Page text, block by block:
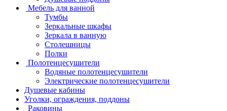
Мебель для ванной
Тумбы
Зеркальные шкафы
Зеркала в ванную
Столешницы
Полки
Полотенцесушители
Водяные полотенцесушители
Электрические полотенцесушители
Душевые кабины
Уголки, ограждения, поддоны
Раковины